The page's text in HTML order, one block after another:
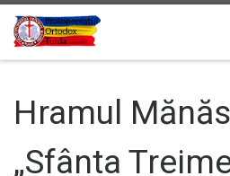
Sari la conținut
Hramul
„Sfânta